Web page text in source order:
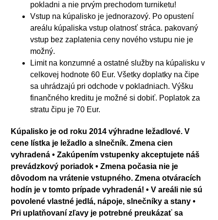
pokladni a nie prvým prechodom turniketu!
Vstup na kúpalisko je jednorazový. Po opustení
areálu kúpaliska vstup olatnosť stráca. pakovaný
vstup bez zaplatenia ceny nového vstupu nie je
možný.
Limit na konzumné a ostatné služby na kúpalisku v
celkovej hodnote 60 Eur. Všetky doplatky na čipe
sa uhrádzajú pri odchode v pokladniach. Výšku
finančného kreditu je možné si dobiť. Poplatok za
stratu čipu je 70 Eur.
Kúpalisko je od roku 2014 výhradne ležadlové. V
cene lístka je ležadlo a slnečník. Zmena cien
vyhradená • Zakúpením vstupenky akceptujete náš
prevádzkový poriadok • Zmena počasia nie je
dôvodom na vrátenie vstupného. Zmena otváracích
hodín je v tomto prípade vyhradená! • V areáli nie sú
povolené vlastné jedlá, nápoje, slnečníky a stany •
Pri uplatňovaní zľavy je potrebné preukázať sa